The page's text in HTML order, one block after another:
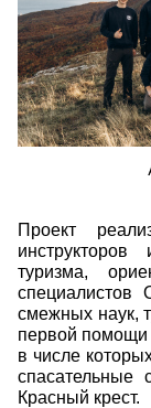
Проект
туризма,
смежных наук,
первой помощи
в числе
спасательные
Красный крест.